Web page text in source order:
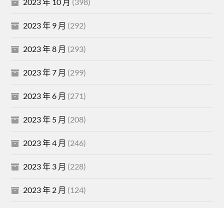
2023 年 9 月 (292)
2023 年 8 月 (293)
2023 年 7 月 (299)
2023 年 6 月 (271)
2023 年 5 月 (208)
2023 年 4 月 (246)
2023 年 3 月 (228)
2023 年 2 月 (124)